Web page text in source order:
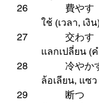
26		費やす	ついやす
ใช้ (เวลา, เงิน
27		交わす	かわす
แลกเปลี่ยน (
28		冷やかす	ひやかす
	ล้อเลียน, แซว
29		断つ		たつ